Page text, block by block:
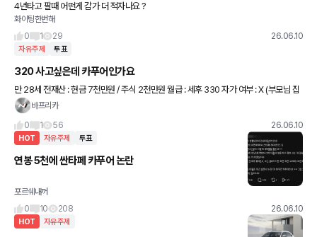
4년타고 팔때 어떤게 감가 더 적자나요 ?
화이팅한번해
0
1 29 26.06.10
자유주제 투표
320 사고싶은데 카푸어인가요
만 28세 전재산 : 현금 7천만원 / 주식 2천만원 월급 : 세후 330 자가 여부 : X (부모님 집
바프리카
0
1 56 26.06.10
HOT 자유주제 투표
연봉 5천에 싼타페 카푸어 논란
포르쉐내꺼
0
10 208 26.06.10
HOT 자유주제